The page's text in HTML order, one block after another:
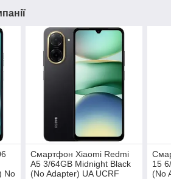
No
Смартфон Xiaomi Redmi
A5 3/64GB Midnight Black
(No Adapter) UA UCRF
15
(No